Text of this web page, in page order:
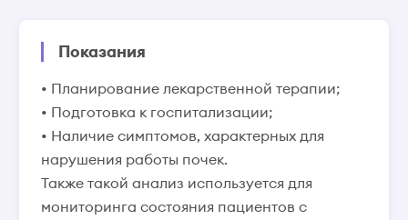
Показания
• Планирование лекарственной терапии;
• Подготовка к госпитализации;
• Наличие симптомов, характерных для
нарушения работы почек.
Также такой анализ используется для
мониторинга состояния пациентов с